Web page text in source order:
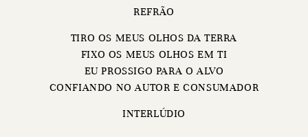
REFRÃO
TIRO OS MEUS OLHOS DA TERRA
FIXO OS MEUS OLHOS EM TI
EU PROSSIGO PARA O ALVO
CONFIANDO NO AUTOR E CONSUMADOR
INTERLÚDIO